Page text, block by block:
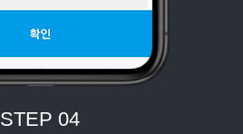
STEP 04